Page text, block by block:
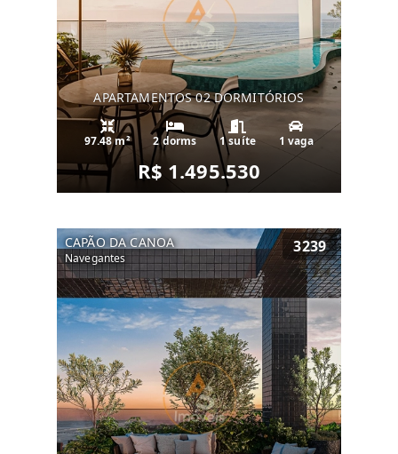
APARTAMENTOS 02 DORMITÓRIOS
97.48 m² 2 dorms 1 suíte 1 vaga
R$ 1.495.530
CAPÃO DA CANOA
Navegantes
3239